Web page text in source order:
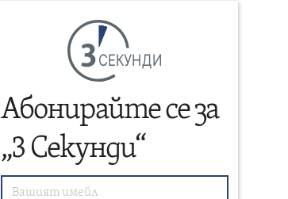
СЕКУНДИ
Абонирайте се за
„3 Секунди“